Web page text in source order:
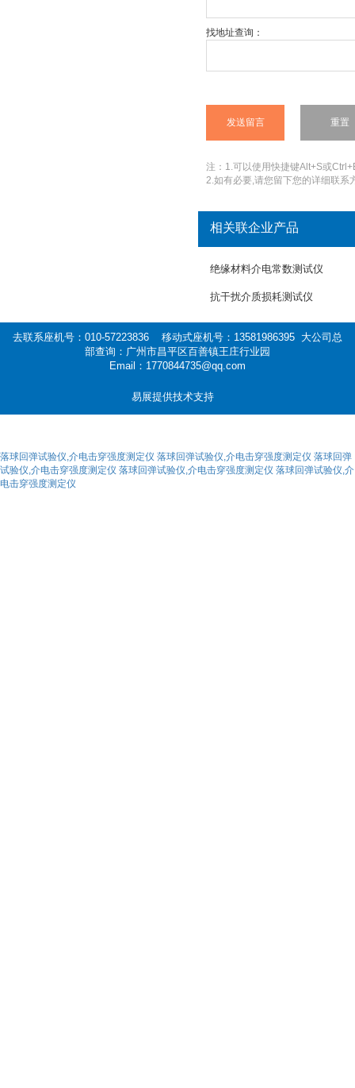
找地址查询：
注：1.可以使用快捷键Alt+S或
2.如有必要,请您留下您的详细联系
相关联企业产品
绝缘材料介电常数测试仪
抗干扰介质损耗测试仪
去联系座机号：010-57223836 移动式座机号：13581986395 大公司总
部查询：广州市昌平区百善镇王庄行业园
Email：1770844735@qq.com
易展提供技术支持
落球回弹试验仪,介电击穿强度测定仪 落球回弹试验仪,介电击穿强度测定仪 落球回弹
试验仪,介电击穿强度测定仪 落球回弹试验仪,介电击穿强度测定仪 落球回弹试验仪,介
电击穿强度测定仪